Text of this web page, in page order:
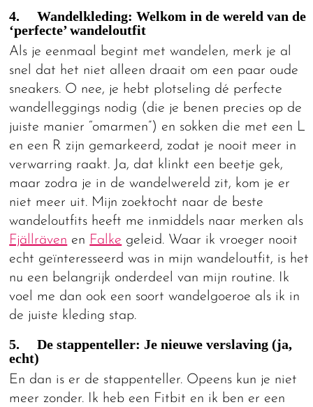
4. Wandelkleding: Welkom in de wereld van de
‘perfecte’ wandeloutfit
Als je eenmaal begint met wandelen, merk je al
snel dat het niet alleen draait om een paar oude
sneakers. O nee, je hebt plotseling dé perfecte
wandelleggings nodig (die je benen precies op de
juiste manier “omarmen”) en sokken die met een L
en een R zijn gemarkeerd, zodat je nooit meer in
verwarring raakt. Ja, dat klinkt een beetje gek,
maar zodra je in de wandelwereld zit, kom je er
niet meer uit. Mijn zoektocht naar de beste
wandeloutfits heeft me inmiddels naar merken als
Fjällräven en Falke geleid. Waar ik vroeger nooit
echt geïnteresseerd was in mijn wandeloutfit, is het
nu een belangrijk onderdeel van mijn routine. Ik
voel me dan ook een soort wandelgoeroe als ik in
de juiste kleding stap.
5. De stappenteller: Je nieuwe verslaving (ja,
echt)
En dan is er de stappenteller. Opeens kun je niet
meer zonder. Ik heb een Fitbit en ik ben er een